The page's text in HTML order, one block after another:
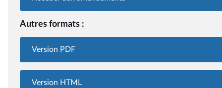
Autres formats :
Version PDF
Version HTML